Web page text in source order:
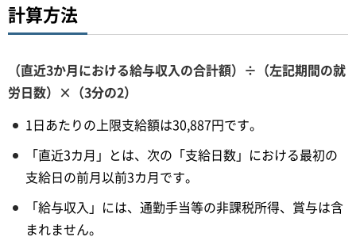
計算方法
（直近3か月における給与収入の合計額）÷（左記期間の就
労日数）×（3分の2）
1日あたりの上限支給額は30,887円です。
「直近3カ月」とは、次の「支給日数」における最初の
支給日の前月以前3カ月です。
「給与収入」には、通勤手当等の非課税所得、賞与は含
まれません。